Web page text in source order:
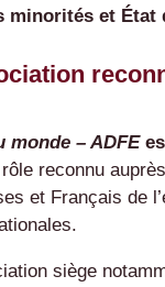
minorités et État
monde – ADFE
reconnu
et Français de
siège